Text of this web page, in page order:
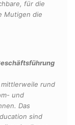
für die
Mutigen die
mittlerweile rund
und
Das
sind